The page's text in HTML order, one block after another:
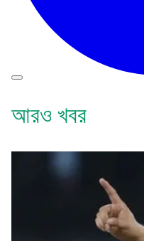
আরও খবর